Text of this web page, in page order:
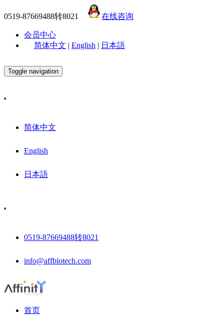
0519-87669488转8021 在线咨询
会员中心
简体中文 | English | 日本語
Toggle navigation
简体中文
English
日本語
0519-87669488转8021
info@affbiotech.com
首页